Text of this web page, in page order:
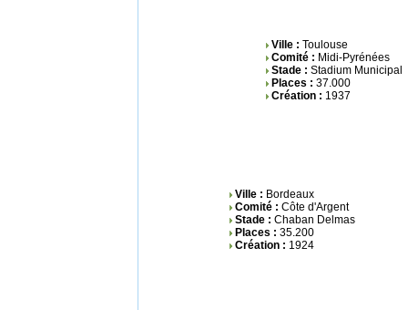
Ville : Toulouse
Comité : Midi-Pyrénées
Stade : Stadium Municipal
Places : 37.000
Création : 1937
Ville : Bordeaux
Comité : Côte d'Argent
Stade : Chaban Delmas
Places : 35.200
Création : 1924